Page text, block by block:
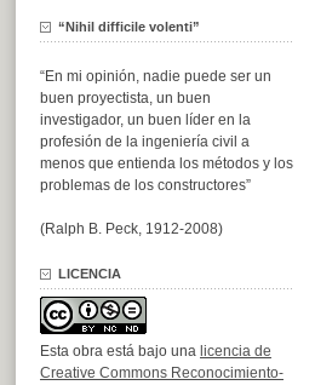
“Nihil difficile volenti”
“En mi opinión, nadie puede ser un
buen proyectista, un buen
investigador, un buen líder en la
profesión de la ingeniería civil a
menos que entienda los métodos y los
problemas de los constructores”
(Ralph B. Peck, 1912-2008)
LICENCIA
Esta obra está bajo una licencia de
Creative Commons Reconocimiento-